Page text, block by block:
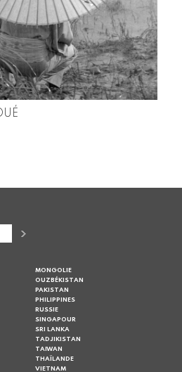
MONGOLIE
OUZBÉKISTAN
PAKISTAN
PHILIPPINES
RUSSIE
SINGAPOUR
SRI LANKA
TADJIKISTAN
TAIWAN
THAÏLANDE
VIETNAM